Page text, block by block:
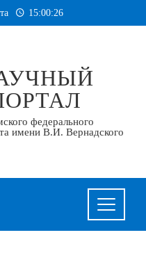
15:00:26
федерального
имени В.И. Вернадского